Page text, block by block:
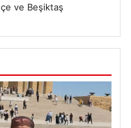
ve Beşiktaş